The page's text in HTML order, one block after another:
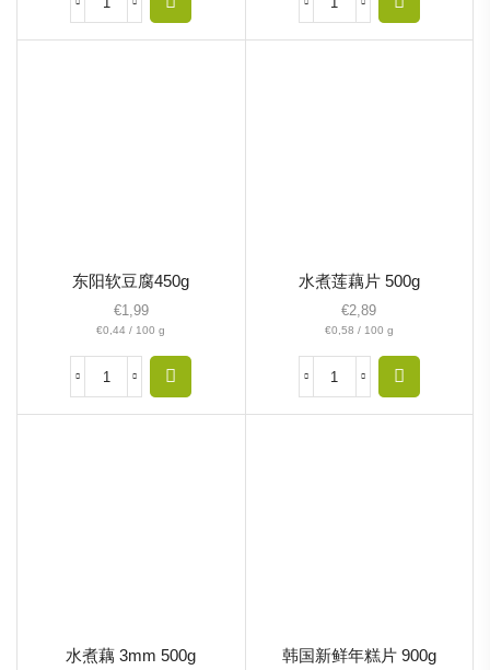
东阳软豆腐450g
€1,99
€0,44 / 100 g
水煮莲藕片 500g
€2,89
€0,58 / 100 g
水煮藕 3mm 500g 韩国新鲜年糕片 900g